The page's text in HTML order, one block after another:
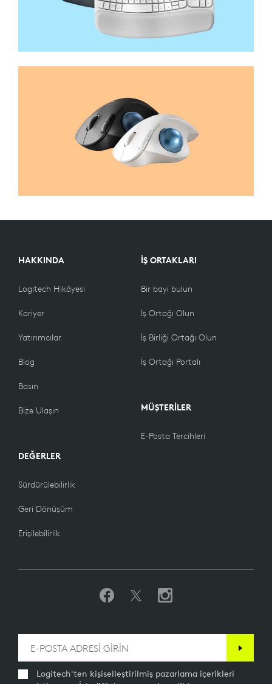
HAKKINDA
Logitech Hikâyesi
Kariyer
Yatırımcılar
Blog
Basın
Bize Ulaşın
DEĞERLER
Sürdürülebilirlik
Geri Dönüşüm
Erişilebilirlik
İŞ ORTAKLARI
Bir bayi bulun
İş Ortağı Olun
İş Birliği Ortağı Olun
İş Ortağı Portalı
MÜŞTERİLER
E-Posta Tercihleri
Logitech'ten kişiselleştirilmiş pazarlama içerikleri